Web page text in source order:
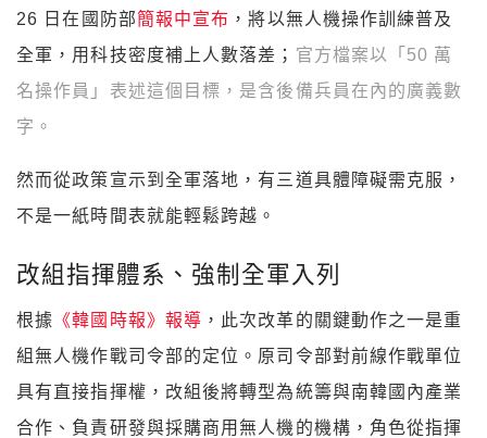
26 日在國防部簡報中宣布 ，將以無人機操作訓練普及
全軍，用科技密度補上人數落差； 官方檔案以「50 萬
名操作員」表述這個目標，是含後備兵員在內的廣義數
字。
然而從政策宣示到全軍落地，有三道具體障礙需克服，
不是一紙時間表就能輕鬆跨越。
改組指揮體系、強制全軍入列
根據 《韓國時報》報導 ，此次改革的關鍵動作之一是重
組無人機作戰司令部的定位。原司令部對前線作戰單位
具有直接指揮權，改組後將轉型為統籌與南韓國內產業
合作、負責研發與採購商用無人機的機構，角色從指揮